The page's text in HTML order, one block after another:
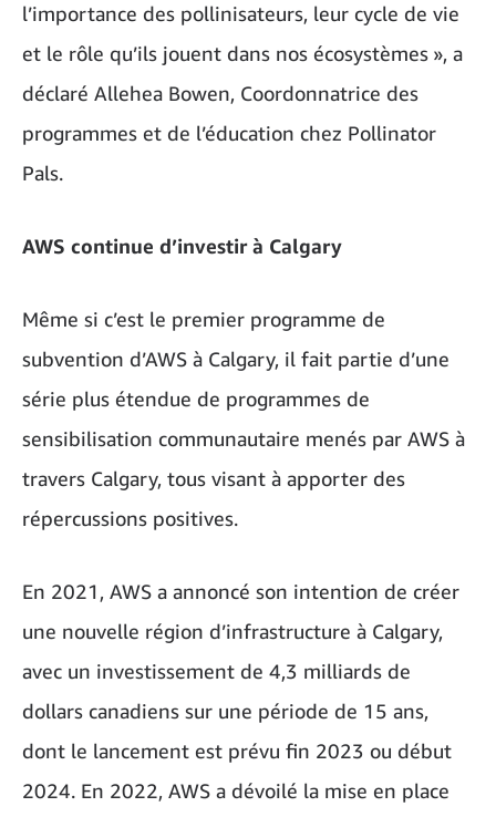
l’importance des pollinisateurs, leur cycle de vie
et le rôle qu’ils jouent dans nos écosystèmes », a
déclaré Allehea Bowen, Coordonnatrice des
programmes et de l’éducation chez Pollinator
Pals.
AWS continue d’investir à Calgary
Même si c’est le premier programme de
subvention d’AWS à Calgary, il fait partie d’une
série plus étendue de programmes de
sensibilisation communautaire menés par AWS à
travers Calgary, tous visant à apporter des
répercussions positives.
En 2021, AWS a annoncé son intention de créer
une nouvelle région d’infrastructure à Calgary,
avec un investissement de 4,3 milliards de
dollars canadiens sur une période de 15 ans,
dont le lancement est prévu fin 2023 ou début
2024. En 2022, AWS a dévoilé la mise en place